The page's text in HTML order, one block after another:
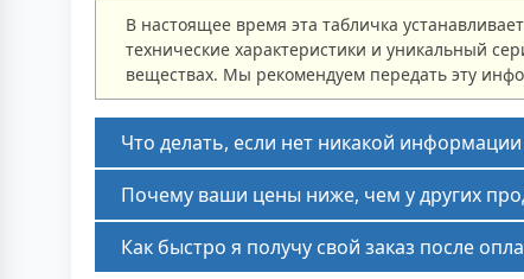
В настоящее время эта табличка
технические характеристики и уникальный
веществах. Мы рекомендуем передать эту
Что делать, если нет никакой
Почему ваши цены ниже, чем у других
Как быстро я получу свой заказ после